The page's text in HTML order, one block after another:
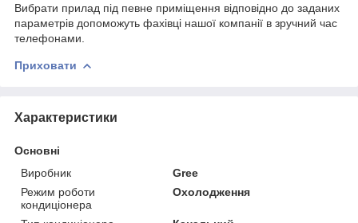
Вибрати прилад під певне приміщення відповідно до заданих
параметрів допоможуть фахівці нашої компанії в зручний час
телефонами.
Приховати
Характеристики
Основні
Виробник
Gree
Режим роботи
кондиціонера
Охолодження